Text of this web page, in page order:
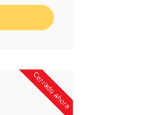
Cerrado ahora